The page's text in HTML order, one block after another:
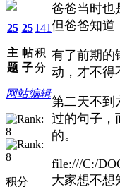
25
主
题
25
帖
子
141
积
分
网站编辑
积分
爸爸当时也
但爸爸知道
有了前期的
动，才不得
第二天不到
过的句子，
的。
file:///C:/
大家想不想